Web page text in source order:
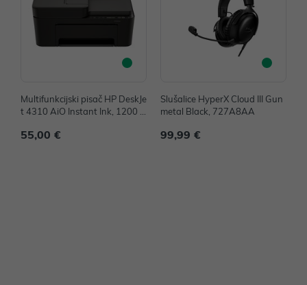
Multifunkcijski pisač HP DeskJe
t 4310 AiO Instant Ink, 1200 x
Fi, A24HPB
55,00 €
Slušalice HyperX Cloud III Gun
metal Black, 727A8AA
99,99 €